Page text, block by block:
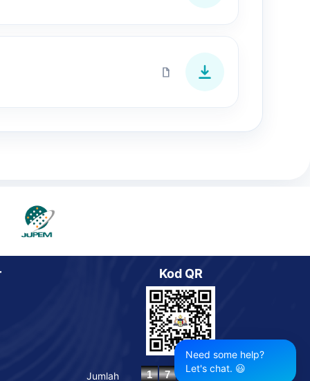
Kod QR
Jumlah
Need some help?
Let's chat. 😃